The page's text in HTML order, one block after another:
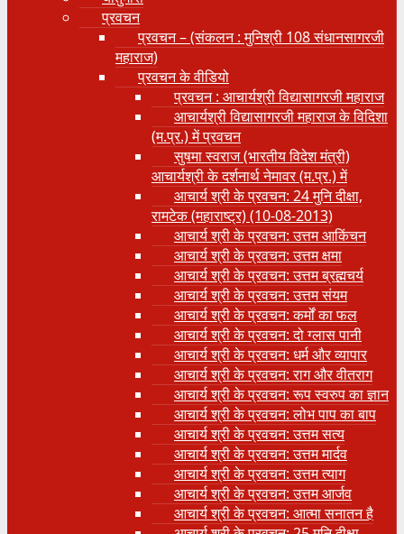
प्रवचन
प्रवचन – (संकलन : मुनिश्री 108 संधानसागरजी
महाराज)
प्रवचन के वीडियो
प्रवचन : आचार्यश्री ‍विद्यासागरजी महाराज
आचार्यश्री विद्यासागरजी महाराज के विदिशा
(म.प्र.) में प्रवचन
सुषमा स्वराज (भारतीय विदेश मंत्री)
आचार्यश्री के दर्शनार्थ नेमावर (म.प्र.) में
आचार्य श्री के प्रवचन: 24 मुनि दीक्षा,
रामटेक (महाराष्ट्र) (10-08-2013)
आचार्य श्री के प्रवचन: उत्तम आकिंचन
आचार्य श्री के प्रवचन: उत्तम क्षमा
आचार्य श्री के प्रवचन: उत्तम ब्रह्मचर्य
आचार्य श्री के प्रवचन: उत्तम संयम
आचार्य श्री के प्रवचन: कर्मों का फल
आचार्य श्री के प्रवचन: दो ग्लास पानी
आचार्य श्री के प्रवचन: धर्म और व्यापार
आचार्य श्री के प्रवचन: राग और वीतराग
आचार्य श्री के प्रवचन: रूप स्वरुप का ज्ञान
आचार्य श्री के प्रवचन: लोभ पाप का बाप
आचार्य श्री के प्रवचन: उत्तम सत्य
आचार्य श्री के प्रवचन: उत्तम मार्दव
आचार्य श्री के प्रवचन: उत्तम त्याग
आचार्य श्री के प्रवचन: उत्तम आर्जव
आचार्य श्री के प्रवचन: आत्मा सनातन है